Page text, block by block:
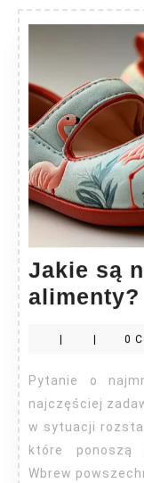
Jakie są
alimenty?
| | 0
Pytanie o najmniejsze alimenty jest jednym z
najczęściej
w sytuacji
które ponoszą
Wbrew